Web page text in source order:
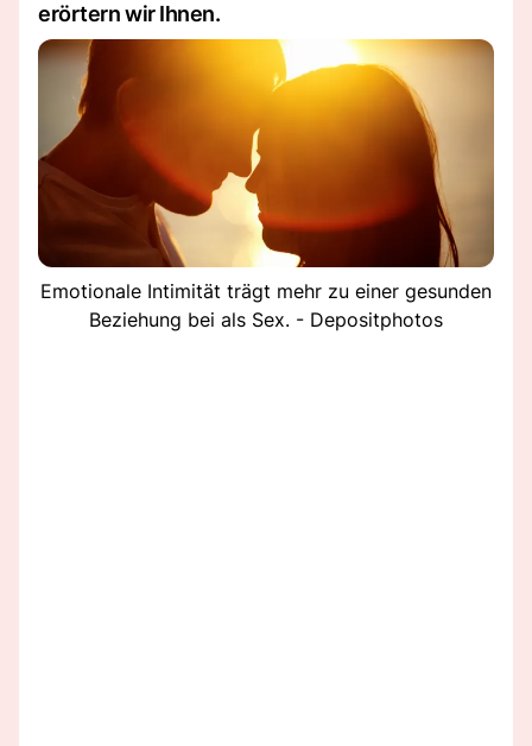
erörtern wir Ihnen.
Emotionale Intimität trägt mehr zu einer gesunden
Beziehung bei als Sex. - Depositphotos